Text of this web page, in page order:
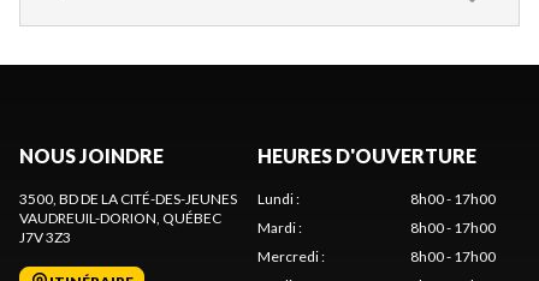
NOUS JOINDRE
3500, BD DE LA CITÉ-DES-JEUNES
VAUDREUIL-DORION, QUÉBEC
J7V 3Z3
HEURES D'OUVERTURE
Lundi:
8h00 - 17h00
Mardi:
8h00 - 17h00
Mercredi:
8h00 - 17h00